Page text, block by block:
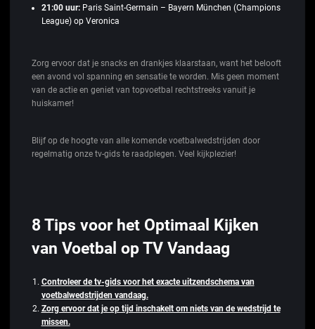
21:00 uur:Paris Saint-Germain – Bayern München (Champions
League) op Veronica
Zorg ervoor dat je snacks en drankjes klaarstaan, want het belooft
een avond vol spanning en sensatie te worden. Mis geen moment
van de actie en geniet van topvoetbal rechtstreeks vanuit je
huiskamer!
Blijf op de hoogte van alle komende voetbalwedstrijden door
regelmatig onze tv-gids te raadplegen. Veel kijkplezier!
8 Tips voor het Optimaal Kijken
van Voetbal op TV Vandaag
Controleer de tv-gids voor het exacte uitzendschema van
voetbalwedstrijden vandaag.
Zorg ervoor dat je op tijd inschakelt om niets van de wedstrijd te
missen.